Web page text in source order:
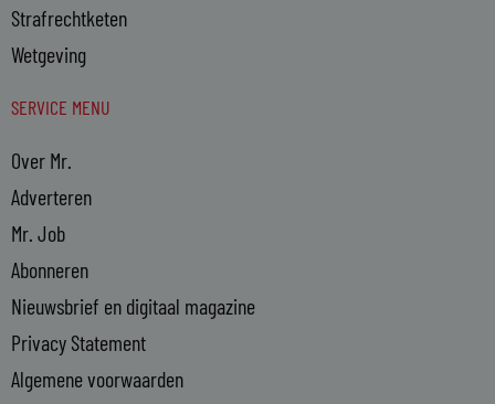
Strafrechtketen
Wetgeving
SERVICE MENU
Over Mr.
Adverteren
Mr. Job
Abonneren
Nieuwsbrief en digitaal magazine
Privacy Statement
Algemene voorwaarden